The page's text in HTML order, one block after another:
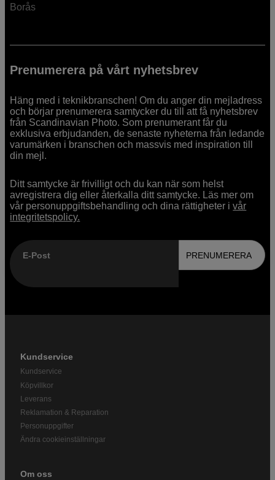
Borås
Prenumerera på vårt nyhetsbrev
Häng med i teknikbranschen! Om du anger din mejladress
och börjar prenumerera samtycker du till att få nyhetsbrev
från Scandinavian Photo. Som prenumerant får du
exklusiva erbjudanden, de senaste nyheterna från ledande
varumärken i branschen och massvis med inspiration till
din mejl.
Ditt samtycke är frivilligt och du kan när som helst
avregistrera dig eller återkalla ditt samtycke. Läs mer om
vår personuppgiftsbehandling och dina rättigheter ivår
integritetspolicy.
E-Post PRENUMERERA
Kundservice
Kundservice
Köpvillkor
Leverans
Reklamation & Reparation
Personuppgifter
Ändra cookieinställningar
Om oss